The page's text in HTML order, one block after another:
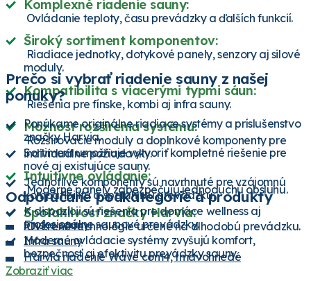
Komplexné riadenie sauny:
Ovládanie teploty, času prevádzky a ďalších funkcií.
Široký sortiment komponentov:
Riadiace jednotky, dotykové panely, senzory aj silové
moduly.
Kompatibilita s viacerými typmi sáun:
Riešenia pre fínske, kombi aj infra sauny.
Možnosť rozšírenia systému:
Rozširovacie moduly a doplnkové komponenty pre
individuálne požiadavky.
Intuitívne ovládanie:
Moderné panely zabezpečujú jednoduchú obsluhu.
Spoľahlivosť značky Harvia:
Overené technológie určené na dlhodobú prevádzku.
Prečo si vybrať riadenie sauny z našej
ponuky?
Ponúkame originálne riadiace systémy a príslušenstvo
značky Harvia.
Sortiment umožňuje vytvoriť kompletné riešenie pre
nové aj existujúce sauny.
Jednotlivé komponenty sú navrhnuté pre vzájomnú
kompatibilitu a spoľahlivú prevádzku.
K dispozícii sú riešenia pre domáce wellness aj
profesionálne saunové prevádzky.
Moderné ovládacie systémy zvyšujú komfort,
bezpečnosť aj efektivitu prevádzky sauny.
Odporúčané podkategórie a produkty
Fínske sauny
Infra sauny
Harvia riadenie Wave com4, tmavohnedé
Harvia saunová riadiaca jednotka K4 - Next
Zobraziť viac